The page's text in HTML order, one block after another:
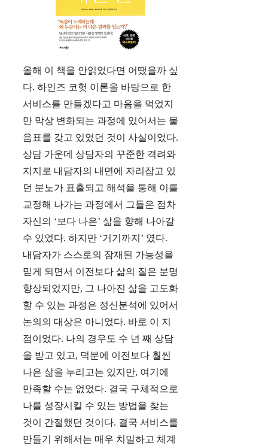
올해 이 책을 안읽었다면 어땠을까 싶
다. 하인즈 코헛 이론을 바탕으로 한
서비스를 만들겠다고 마음을 먹었지
만 막상 변화되는 과정에 있어서는 물
음표를 갖고 있었던 것이 사실이었다.
상담 가운데 상담자의 꾸준한 격려와
지지로 내담자의 내면에 자리잡고 있
던 분노가 표출되고 해석을 통해 이를
교정해 나가는 과정에서 그들은 점차
자신의 ‘보다 나은’ 삶을 향해 나아갈
수 있었다. 하지만 ‘거기까지’ 였다.
내담자가 스스로의 잠재된 가능성을
믿게 되면서 이전보다 삶의 질은 분명
향상되었지만, 그 나아진 삶을 고도화
할 수 있는 과정은 정신분석에 있어서
논의의 대상은 아니었다. 바로 이 지
점이었다. 나의 경우도 수 년 째 상담
을 받고 있고, 덕분에 이전보다 훨씬
나은 삶을 누리고는 있지만, 여기에
만족할 수는 없었다. 결국 구체적으로
나를 성장시킬 수 있는 방법을 찾는
것이 간절했던 것이다. 결국 서비스를
만들기 위해서는 매우 치밀하고 체계